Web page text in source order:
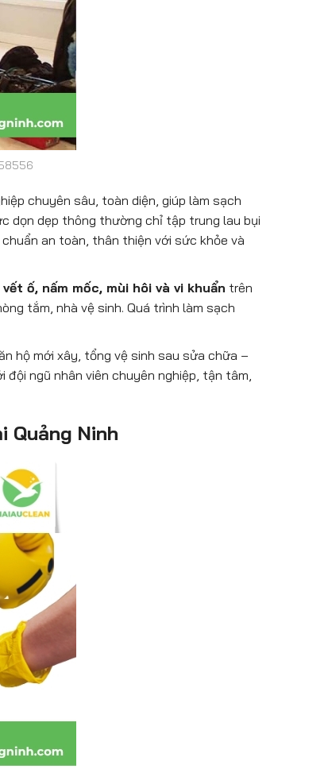
chuyên sâu, toàn diện, giúp làm sạch
dọn dẹp thông thường chỉ tập trung lau bụi
an toàn, thân thiện với sức khỏe và
ố, nấm mốc, mùi hôi và vi khuẩn trên
tắm, nhà vệ sinh. Quá trình làm sạch
hộ mới xây, tổng vệ sinh sau sửa chữa –
ngũ nhân viên chuyên nghiệp, tận tâm,
Quảng Ninh